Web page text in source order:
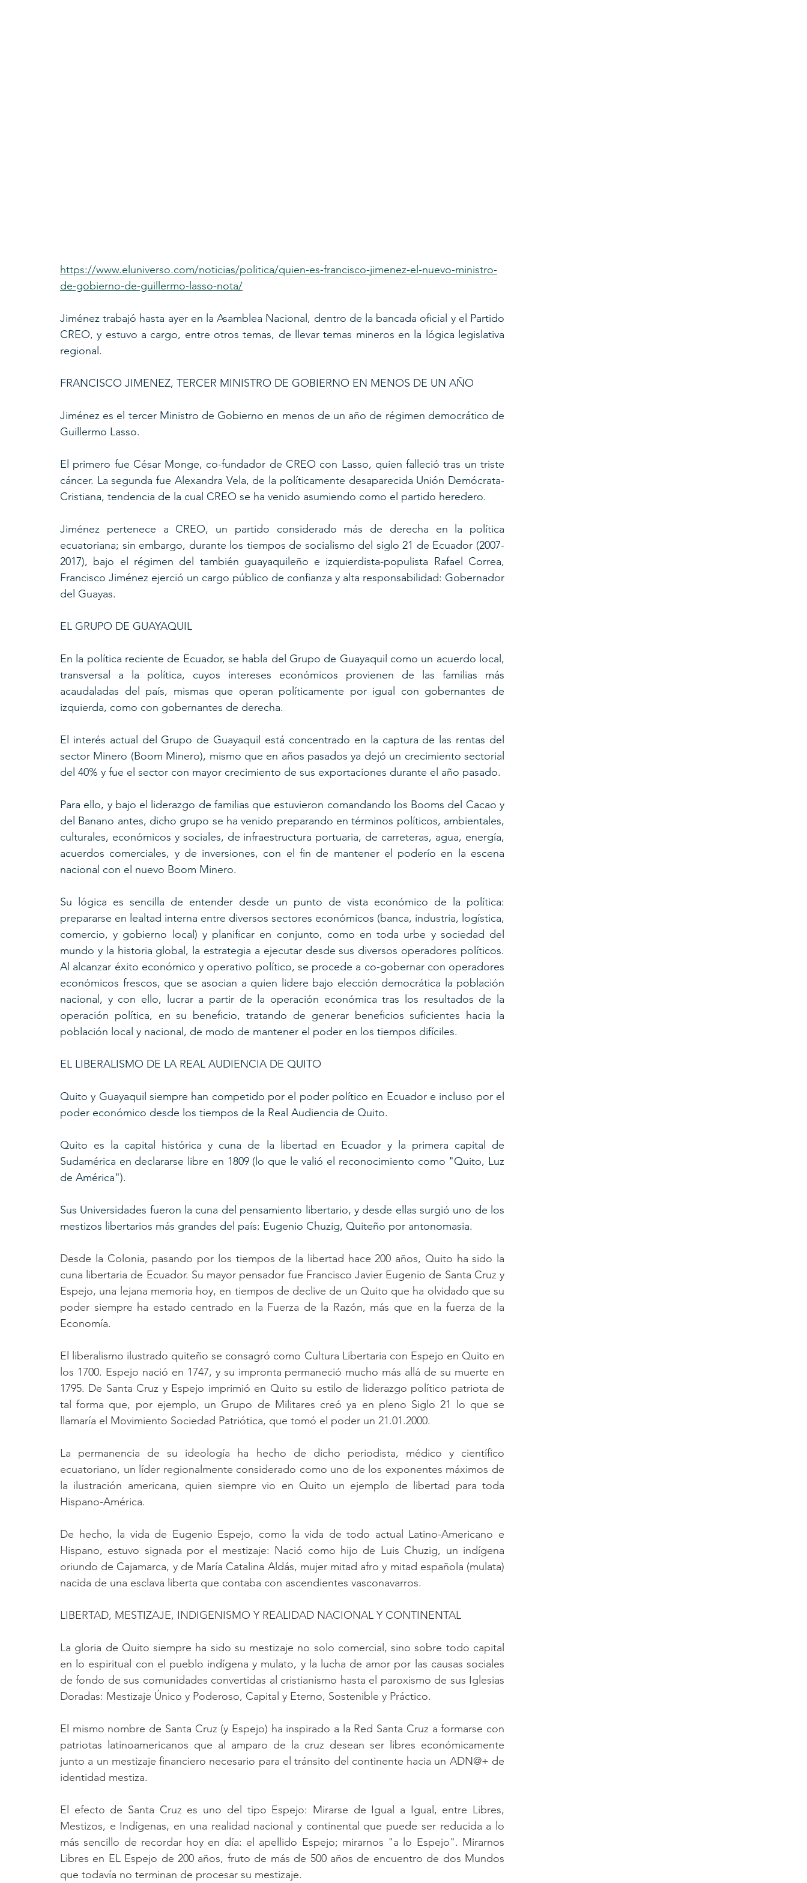
https://www.eluniverso.com/noticias/politica/quien-es-francisco-jimenez-el-nuevo-ministro-
de-gobierno-de-guillermo-lasso-nota/
Jiménez trabajó hasta ayer en la Asamblea Nacional, dentro de la bancada oficial y el Partido
CREO, y estuvo a cargo, entre otros temas, de llevar temas mineros en la lógica legislativa
regional.
FRANCISCO JIMENEZ, TERCER MINISTRO DE GOBIERNO EN MENOS DE UN AÑO
Jiménez es el tercer Ministro de Gobierno en menos de un año de régimen democrático de
Guillermo Lasso.
El primero fue César Monge, co-fundador de CREO con Lasso, quien falleció tras un triste
cáncer. La segunda fue Alexandra Vela, de la políticamente desaparecida Unión Demócrata-
Cristiana, tendencia de la cual CREO se ha venido asumiendo como el partido heredero.
Jiménez pertenece a CREO, un partido considerado más de derecha en la política
ecuatoriana; sin embargo, durante los tiempos de socialismo del siglo 21 de Ecuador (2007-
2017), bajo el régimen del también guayaquileño e izquierdista-populista Rafael Correa,
Francisco Jiménez ejerció un cargo público de confianza y alta responsabilidad: Gobernador
del Guayas.
EL GRUPO DE GUAYAQUIL
En la política reciente de Ecuador, se habla del Grupo de Guayaquil como un acuerdo local,
transversal a la política, cuyos intereses económicos provienen de las familias más
acaudaladas del país, mismas que operan políticamente por igual con gobernantes de
izquierda, como con gobernantes de derecha.
El interés actual del Grupo de Guayaquil está concentrado en la captura de las rentas del
sector Minero (Boom Minero), mismo que en años pasados ya dejó un crecimiento sectorial
del 40% y fue el sector con mayor crecimiento de sus exportaciones durante el año pasado.
Para ello, y bajo el liderazgo de familias que estuvieron comandando los Booms del Cacao y
del Banano antes, dicho grupo se ha venido preparando en términos políticos, ambientales,
culturales, económicos y sociales, de infraestructura portuaria, de carreteras, agua, energía,
acuerdos comerciales, y de inversiones, con el fin de mantener el poderío en la escena
nacional con el nuevo Boom Minero.
Su lógica es sencilla de entender desde un punto de vista económico de la política:
prepararse en lealtad interna entre diversos sectores económicos (banca, industria, logística,
comercio, y gobierno local) y planificar en conjunto, como en toda urbe y sociedad del
mundo y la historia global, la estrategia a ejecutar desde sus diversos operadores políticos.
Al alcanzar éxito económico y operativo político, se procede a co-gobernar con operadores
económicos frescos, que se asocian a quien lidere bajo elección democrática la población
nacional, y con ello, lucrar a partir de la operación económica tras los resultados de la
operación política, en su beneficio, tratando de generar beneficios suficientes hacia la
población local y nacional, de modo de mantener el poder en los tiempos difíciles.
EL LIBERALISMO DE LA REAL AUDIENCIA DE QUITO
Quito y Guayaquil siempre han competido por el poder político en Ecuador e incluso por el
poder económico desde los tiempos de la Real Audiencia de Quito.
Quito es la capital histórica y cuna de la libertad en Ecuador y la primera capital de
Sudamérica en declararse libre en 1809 (lo que le valió el reconocimiento como "Quito, Luz
de América").
Sus Universidades fueron la cuna del pensamiento libertario, y desde ellas surgió uno de los
mestizos libertarios más grandes del país: Eugenio Chuzig, Quiteño por antonomasia.
Desde la Colonia, pasando por los tiempos de la libertad hace 200 años, Quito ha sido la
cuna libertaria de Ecuador. Su mayor pensador fue Francisco Javier Eugenio de Santa Cruz y
Espejo, una lejana memoria hoy, en tiempos de declive de un Quito que ha olvidado que su
poder siempre ha estado centrado en la Fuerza de la Razón, más que en la fuerza de la
Economía.
El liberalismo ilustrado quiteño se consagró como Cultura Libertaria con Espejo en Quito en
los 1700. Espejo nació en 1747, y su impronta permaneció mucho más allá de su muerte en
1795. De Santa Cruz y Espejo imprimió en Quito su estilo de liderazgo político patriota de
tal forma que, por ejemplo, un Grupo de Militares creó ya en pleno Siglo 21 lo que se
llamaría el Movimiento Sociedad Patriótica, que tomó el poder un 21.01.2000.
La permanencia de su ideología ha hecho de dicho periodista, médico y científico
ecuatoriano, un líder regionalmente considerado como uno de los exponentes máximos de
la ilustración americana, quien siempre vio en Quito un ejemplo de libertad para toda
Hispano-América.
De hecho, la vida de Eugenio Espejo, como la vida de todo actual Latino-Americano e
Hispano, estuvo signada por el mestizaje: Nació como hijo de Luis Chuzig, un indígena
oriundo de Cajamarca, y de María Catalina Aldás, mujer mitad afro y mitad española (mulata)
nacida de una esclava liberta que contaba con ascendientes vasconavarros.
LIBERTAD, MESTIZAJE, INDIGENISMO Y REALIDAD NACIONAL Y CONTINENTAL
La gloria de Quito siempre ha sido su mestizaje no solo comercial, sino sobre todo capital
en lo espiritual con el pueblo indígena y mulato, y la lucha de amor por las causas sociales
de fondo de sus comunidades convertidas al cristianismo hasta el paroxismo de sus Iglesias
Doradas: Mestizaje Único y Poderoso, Capital y Eterno, Sostenible y Práctico.
El mismo nombre de Santa Cruz (y Espejo) ha inspirado a la Red Santa Cruz a formarse con
patriotas latinoamericanos que al amparo de la cruz desean ser libres económicamente
junto a un mestizaje financiero necesario para el tránsito del continente hacia un ADN@+ de
identidad mestiza.
El efecto de Santa Cruz es uno del tipo Espejo: Mirarse de Igual a Igual, entre Libres,
Mestizos, e Indígenas, en una realidad nacional y continental que puede ser reducida a lo
más sencillo de recordar hoy en día: el apellido Espejo; mirarnos "a lo Espejo". Mirarnos
Libres en EL Espejo de 200 años, fruto de más de 500 años de encuentro de dos Mundos
que todavía no terminan de procesar su mestizaje.